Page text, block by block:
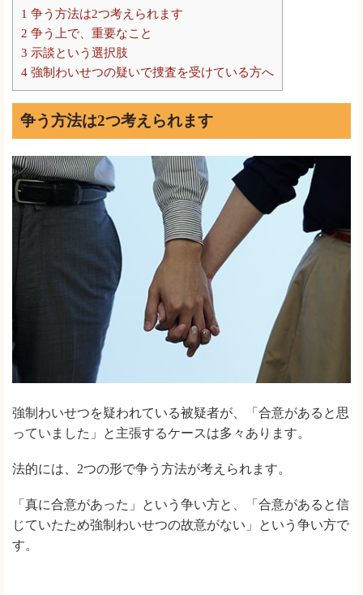
1 争う方法は2つ考えられます
2 争う上で、重要なこと
3 示談という選択肢
4 強制わいせつの疑いで捜査を受けている方へ
争う方法は2つ考えられます
強制わいせつを疑われている被疑者が、「合意があると思
っていました」と主張するケースは多々あります。
法的には、2つの形で争う方法が考えられます。
「真に合意があった」という争い方と、「合意があると信
じていたため強制わいせつの故意がない」という争い方で
す。